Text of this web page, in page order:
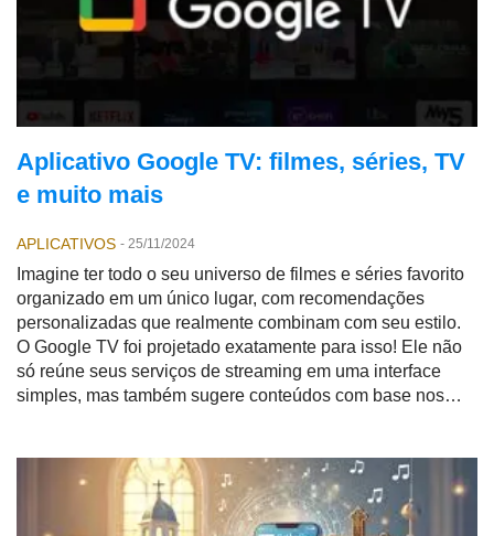
Aplicativo Google TV: filmes, séries, TV
e muito mais
APLICATIVOS - 25/11/2024
Imagine ter todo o seu universo de filmes e séries favorito
organizado em um único lugar, com recomendações
personalizadas que realmente combinam com seu estilo.
O Google TV foi projetado exatamente para isso! Ele não
só reúne seus serviços de streaming em uma interface
simples, mas também sugere conteúdos com base nos